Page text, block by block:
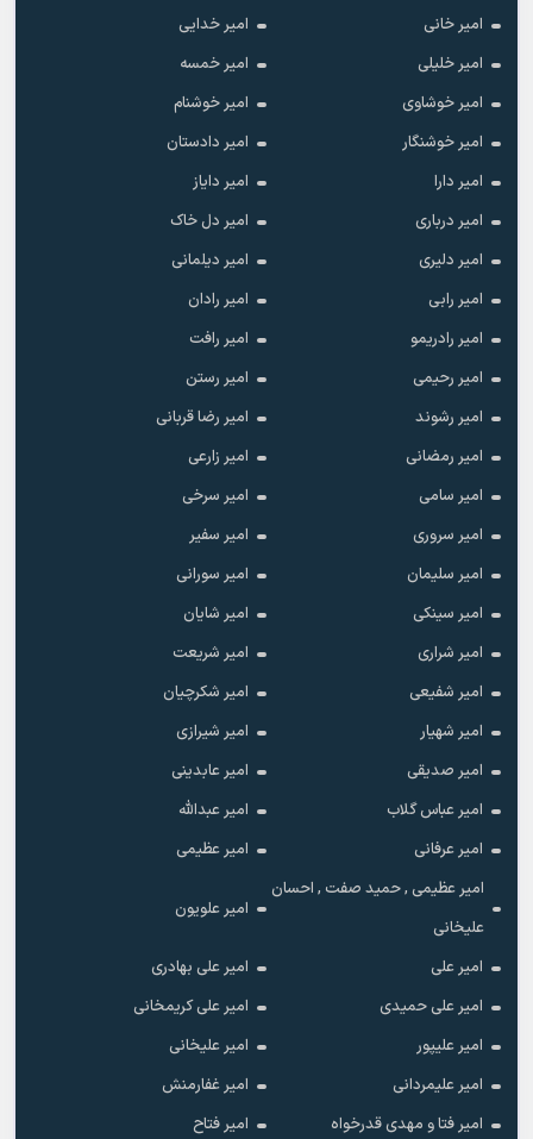
امیر خانی
امیر خدایی
امیر خلیلی
امیر خمسه
امیر خوشاوی
امیر خوشنام
امیر خوشنگار
امیر دادستان
امیر دارا
امیر دایاز
امیر درباری
امیر دل خاک
امیر دلیری
امیر دیلمانی
امیر رابی
امیر رادان
امیر رادریمو
امیر رافت
امیر رحیمی
امیر رستن
امیر رشوند
امیر رضا قربانی
امیر رمضانی
امیر زارعی
امیر سامی
امیر سرخی
امیر سروری
امیر سفیر
امیر سلیمان
امیر سورانی
امیر سینکی
امیر شایان
امیر شراری
امیر شریعت
امیر شفیعی
امیر شکرچیان
امیر شهیار
امیر شیرازی
امیر صدیقی
امیر عابدینی
امیر عباس گلاب
امیر عبدالله
امیر عرفانی
امیر عظیمی
امیر عظیمی , حمید صفت , احسان
علیخانی
امیر علویون
امیر علی
امیر علی بهادری
امیر علی حمیدی
امیر علی کریمخانی
امیر علیپور
امیر علیخانی
امیر علیمردانی
امیر غفارمنش
امیر فتا و مهدی قدرخواه
امیر فتاح